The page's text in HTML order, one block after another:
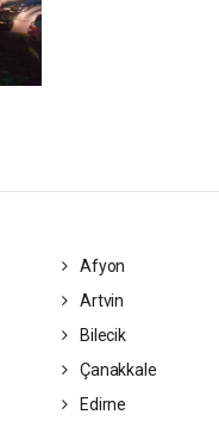
Afyon
Artvin
Bilecik
Çanakkale
Edirne